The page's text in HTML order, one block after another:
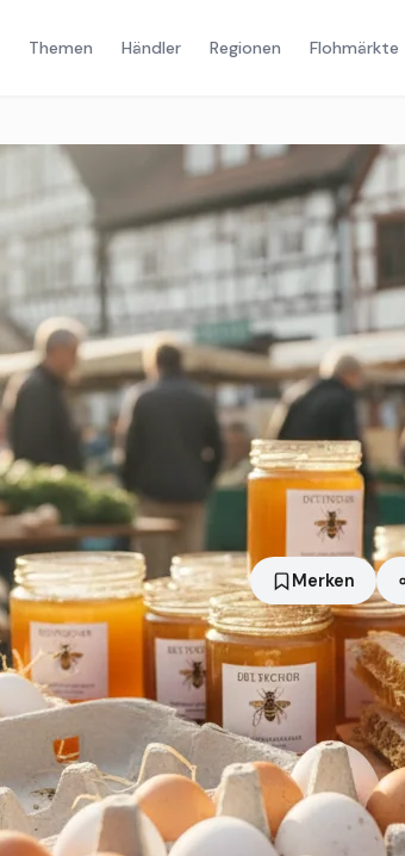
Themen Händler Regionen Flohmärkte
Merken
Standort